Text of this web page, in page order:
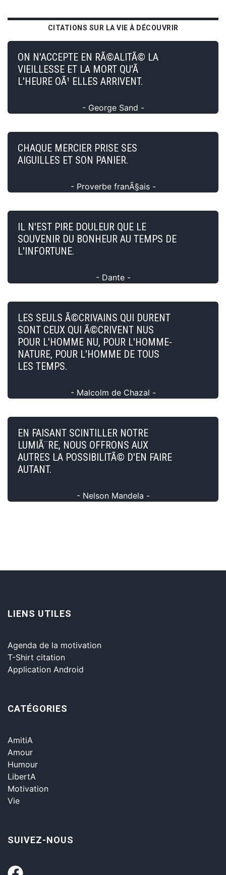
CITATIONS SUR LA VIE À DÉCOUVRIR
ON N'ACCEPTE EN RÃ©ALITÃ© LA
VIEILLESSE ET LA MORT QU'Ã
L'HEURE OÃ¹ ELLES ARRIVENT.
- George Sand -
CHAQUE MERCIER PRISE SES
AIGUILLES ET SON PANIER.
- Proverbe franÃ§ais -
IL N'EST PIRE DOULEUR QUE LE
SOUVENIR DU BONHEUR AU TEMPS DE
L'INFORTUNE.
- Dante -
LES SEULS Ã©CRIVAINS QUI DURENT
SONT CEUX QUI Ã©CRIVENT NUS
POUR L'HOMME NU, POUR L'HOMME-
NATURE, POUR L'HOMME DE TOUS
LES TEMPS.
- Malcolm de Chazal -
EN FAISANT SCINTILLER NOTRE
LUMIÃ¨RE, NOUS OFFRONS AUX
AUTRES LA POSSIBILITÃ© D'EN FAIRE
AUTANT.
- Nelson Mandela -
LIENS UTILES
Agenda de la motivation
T-Shirt citation
Application Android
CATÉGORIES
AmitiA
Amour
Humour
LibertA
Motivation
Vie
SUIVEZ-NOUS